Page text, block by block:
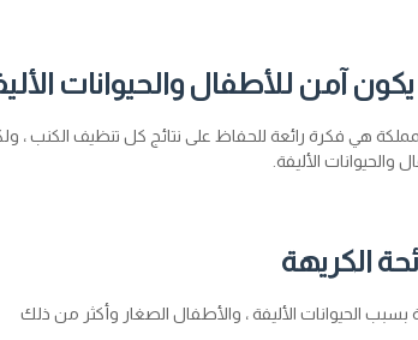
آمن للأطفال والحيوانات
هي فكرة رائعة للحفاظ على نتائج كل تنظيف الكنب
والحيوانات الأليفة.
الكريهة
بسبب الحيوانات الأليفة ، والأطفال الصغار وأكثر من ذلك